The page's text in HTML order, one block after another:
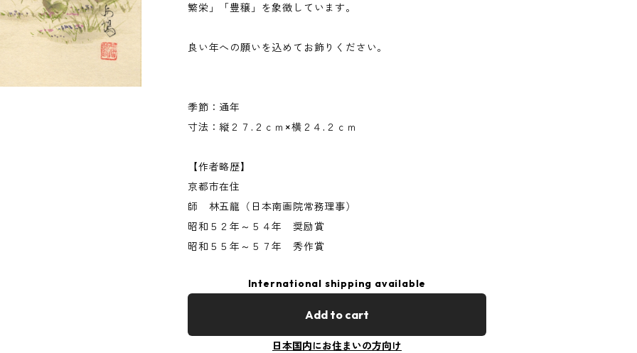
繁栄」「豊穣」を象徴しています。
良い年への願いを込めてお飾りください。
季節：通年
寸法：縦２７.２ｃｍ×横２４.２ｃｍ
【作者略歴】
京都市在住
師 林五龍（日本南画院常務理事）
昭和５２年～５４年 奨励賞
昭和５５年～５７年 秀作賞
International shipping available
Add to cart
日本国内にお住まいの方向け